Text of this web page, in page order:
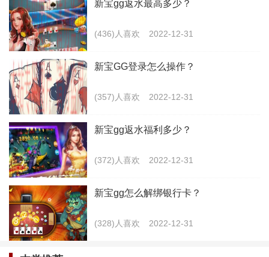
2.在完成了账号的注册之后，大家登录也是非常方
便的，在主页面当中，我们可以看到有一个登录的选
项，只需要把刚刚注册的账号输入进去，记住密码自动
新宝gg返水最高多少？
(436)人喜欢 2022-12-31
新宝GG登录怎么操作？
(357)人喜欢 2022-12-31
新宝gg返水福利多少？
(372)人喜欢 2022-12-31
新宝gg怎么解绑银行卡？
(328)人喜欢 2022-12-31